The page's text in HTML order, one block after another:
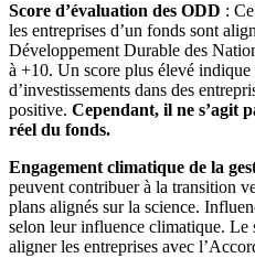
Score d’évaluation des ODD :
les entreprises d’un fonds sont
Développement Durable des
à +10. Un score plus élevé
d’investissements dans des
positive. Cependant, il ne s’agit
réel du fonds.
Engagement climatique de la
peuvent contribuer à la transition
plans alignés sur la science.
selon leur influence climatique. Le
aligner les entreprises avec